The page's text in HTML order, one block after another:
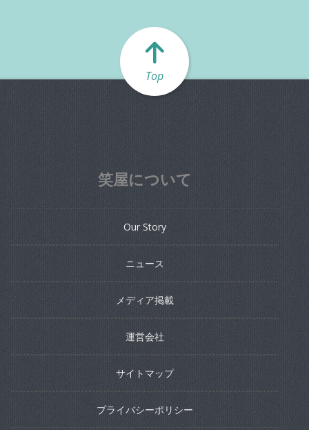
Top
笑屋について
Our Story
ニュース
メディア掲載
運営会社
サイトマップ
プライバシーポリシー